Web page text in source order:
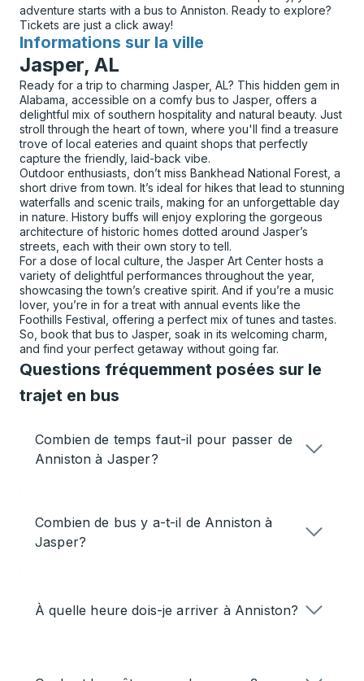
adventure starts with a bus to Anniston. Ready to explore?
Tickets are just a click away!
Informations sur la ville
pour
Jasper, AL
Ready for a trip to charming Jasper, AL? This hidden gem in
Alabama, accessible on a comfy bus to Jasper, offers a
delightful mix of southern hospitality and natural beauty. Just
stroll through the heart of town, where you'll find a treasure
trove of local eateries and quaint shops that perfectly
capture the friendly, laid-back vibe.
Outdoor enthusiasts, don’t miss Bankhead National Forest, a
short drive from town. It’s ideal for hikes that lead to stunning
waterfalls and scenic trails, making for an unforgettable day
in nature. History buffs will enjoy exploring the gorgeous
architecture of historic homes dotted around Jasper’s
streets, each with their own story to tell.
For a dose of local culture, the Jasper Art Center hosts a
variety of delightful performances throughout the year,
showcasing the town’s creative spirit. And if you’re a music
lover, you’re in for a treat with annual events like the
Foothills Festival, offering a perfect mix of tunes and tastes.
So, book that bus to Jasper, soak in its welcoming charm,
and find your perfect getaway without going far.
Questions fréquemment posées sur le
trajet en bus
Combien de temps faut-il pour passer de
Anniston à Jasper?
Combien de bus y a-t-il de Anniston à
Jasper?
À quelle heure dois-je arriver à Anniston?